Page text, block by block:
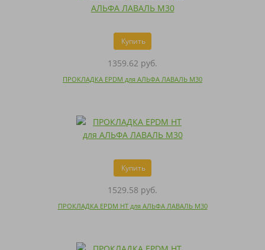
Купить
1359.62 руб.
ПРОКЛАДКА EPDM для АЛЬФА ЛАВАЛЬ M30
Купить
1529.58 руб.
ПРОКЛАДКА EPDM HT для АЛЬФА ЛАВАЛЬ M30